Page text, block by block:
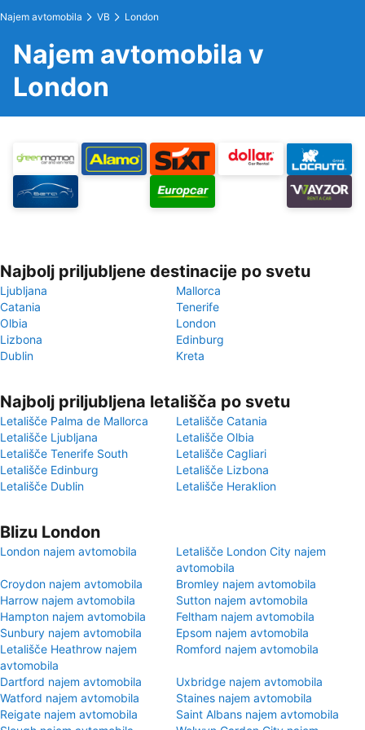
Najem avtomobila VB London
Najem avtomobila v
London
Najbolj priljubljene destinacije po svetu
Ljubljana
Mallorca
Catania
Tenerife
Olbia
London
Lizbona
Edinburg
Dublin
Kreta
Najbolj priljubljena letališča po svetu
Letališče Palma de Mallorca
Letališče Catania
Letališče Ljubljana
Letališče Olbia
Letališče Tenerife South
Letališče Cagliari
Letališče Edinburg
Letališče Lizbona
Letališče Dublin
Letališče Heraklion
Blizu London
London najem avtomobila
Letališče London City najem
avtomobila
Croydon najem avtomobila
Bromley najem avtomobila
Harrow najem avtomobila
Sutton najem avtomobila
Hampton najem avtomobila
Feltham najem avtomobila
Sunbury najem avtomobila
Epsom najem avtomobila
Letališče Heathrow najem
avtomobila
Romford najem avtomobila
Dartford najem avtomobila
Uxbridge najem avtomobila
Watford najem avtomobila
Staines najem avtomobila
Reigate najem avtomobila
Saint Albans najem avtomobila